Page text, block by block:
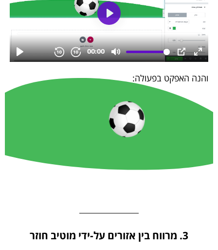
והנה האפקט בפעולה: